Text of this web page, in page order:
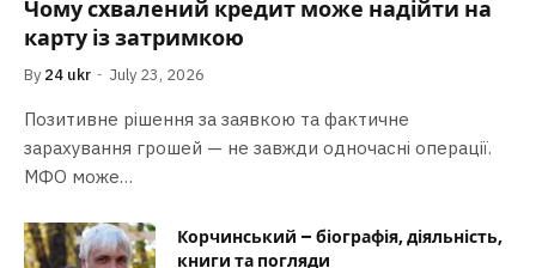
Чому схвалений кредит може надійти на
карту із затримкою
By 24 ukr July 23, 2026
Позитивне рішення за заявкою та фактичне
зарахування грошей — не завжди одночасні операції.
МФО може…
Корчинський – біографія, діяльність,
книги та погляди